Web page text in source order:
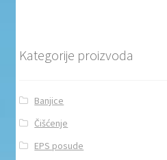
Kategorije proizvoda
Banjice
Čišćenje
EPS posude